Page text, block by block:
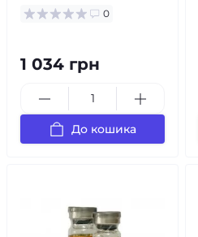
0
1 034 грн
До кошика